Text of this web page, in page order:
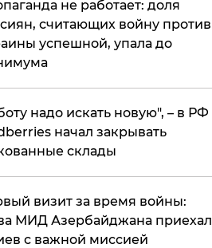
не работает: доля
считающих войну против
успешной, упала до
надо искать новую", – в РФ
начал закрывать
склады
визит за время войны:
МИД Азербайджана приехал
с важной миссией